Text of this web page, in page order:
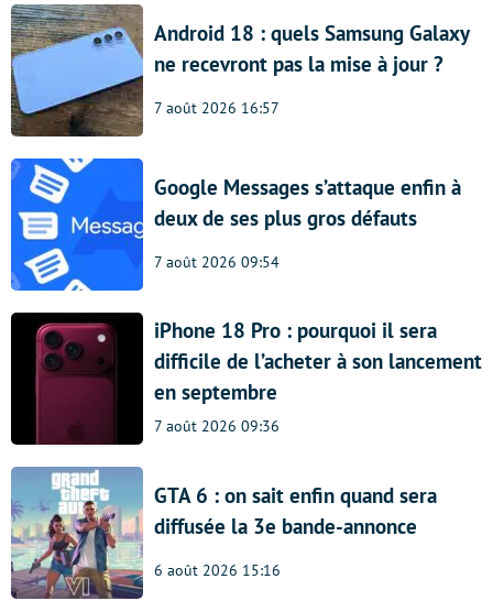
Android 18 : quels Samsung Galaxy
ne recevront pas la mise à jour ?
7 août 2026 16:57
Google Messages s’attaque enfin à
deux de ses plus gros défauts
7 août 2026 09:54
iPhone 18 Pro : pourquoi il sera
difficile de l’acheter à son lancement
en septembre
7 août 2026 09:36
GTA 6 : on sait enfin quand sera
diffusée la 3e bande-annonce
6 août 2026 15:16